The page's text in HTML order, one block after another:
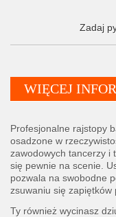
Zadaj
WIĘCEJ
Profesjonalne rajstopy
osadzone w
zawodowych tancerzy i
się pewnie na scenie.
pozwala na swobodne
zsuwaniu się zapiętków
Ty również wycinasz